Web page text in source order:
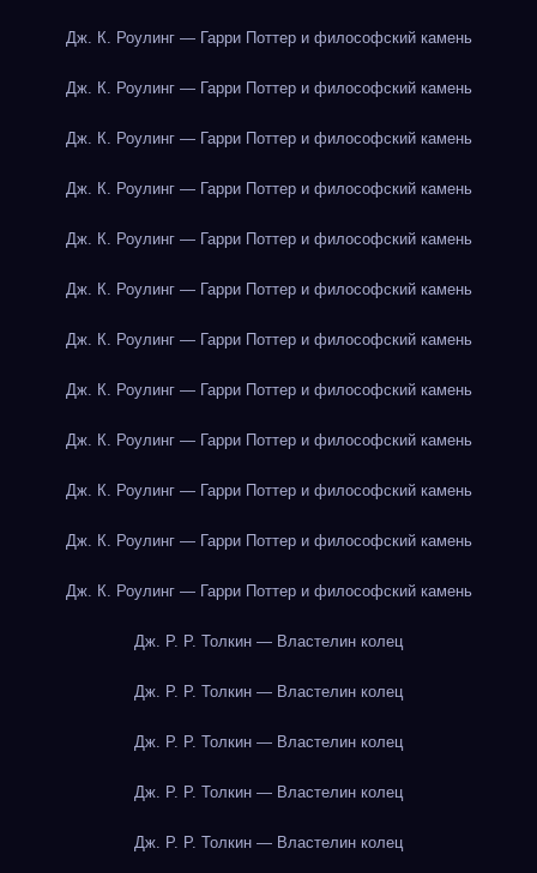
Дж. К. Роулинг — Гарри Поттер и философский камень
Дж. К. Роулинг — Гарри Поттер и философский камень
Дж. К. Роулинг — Гарри Поттер и философский камень
Дж. К. Роулинг — Гарри Поттер и философский камень
Дж. К. Роулинг — Гарри Поттер и философский камень
Дж. К. Роулинг — Гарри Поттер и философский камень
Дж. К. Роулинг — Гарри Поттер и философский камень
Дж. К. Роулинг — Гарри Поттер и философский камень
Дж. К. Роулинг — Гарри Поттер и философский камень
Дж. К. Роулинг — Гарри Поттер и философский камень
Дж. К. Роулинг — Гарри Поттер и философский камень
Дж. К. Роулинг — Гарри Поттер и философский камень
Дж. Р. Р. Толкин — Властелин колец
Дж. Р. Р. Толкин — Властелин колец
Дж. Р. Р. Толкин — Властелин колец
Дж. Р. Р. Толкин — Властелин колец
Дж. Р. Р. Толкин — Властелин колец